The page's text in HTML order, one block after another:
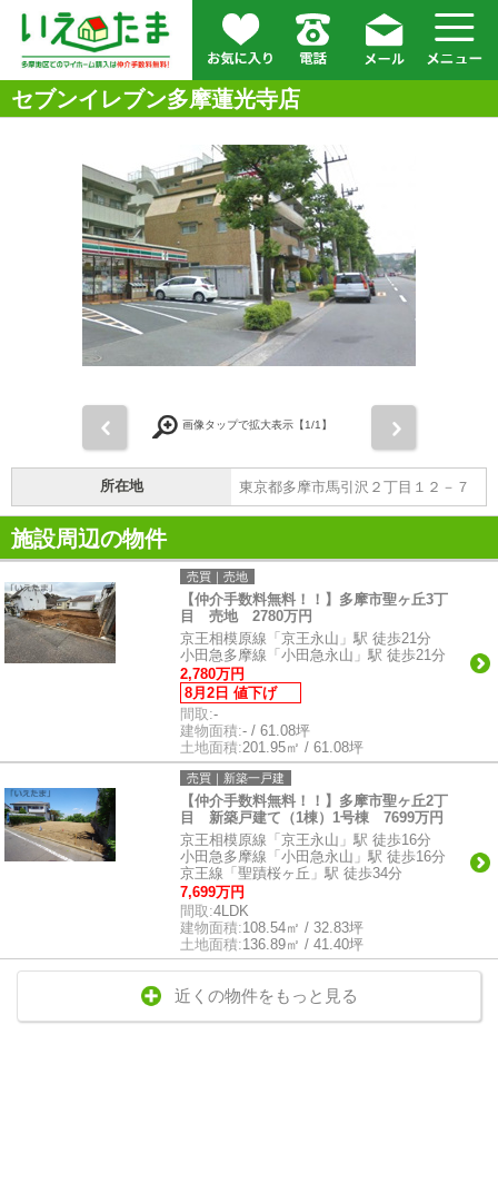
セブンイレブン多摩蓮光寺店
画像タップで拡大表示【1/1】
所在地 東京都多摩市馬引沢２丁目１２－７
施設周辺の物件
売買｜売地
【仲介手数料無料！！】多摩市聖ヶ丘3丁
目 売地 2780万円
京王相模原線「京王永山」駅 徒歩21分
小田急多摩線「小田急永山」駅 徒歩21分
2,780万円
8月2日 値下げ
間取:-
建物面積:- / 61.08坪
土地面積:201.95㎡ / 61.08坪
売買｜新築一戸建
【仲介手数料無料！！】多摩市聖ヶ丘2丁
目 新築戸建て（1棟）1号棟 7699万円
京王相模原線「京王永山」駅 徒歩16分
小田急多摩線「小田急永山」駅 徒歩16分
京王線「聖蹟桜ヶ丘」駅 徒歩34分
7,699万円
間取:4LDK
建物面積:108.54㎡ / 32.83坪
土地面積:136.89㎡ / 41.40坪
近くの物件をもっと見る